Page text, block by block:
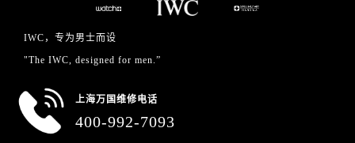
IWC，专为男士而设
"The IWC, designed for men.”
上海万国维修电话
400-992-7093